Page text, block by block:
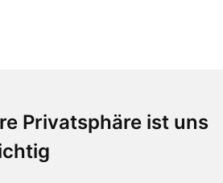
Privatsphäre ist uns